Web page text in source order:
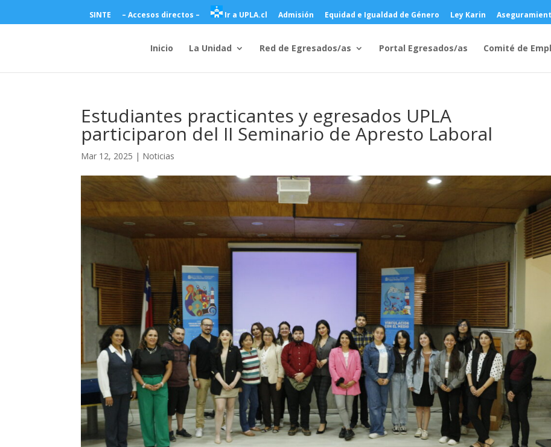
SINTE – Accesos directos – Ir a UPLA.cl Admisión Equidad e Igualdad de Género Ley Karin
Inicio La Unidad Red de Egresados/as Portal Egresados/as Comité de
Estudiantes practicantes y egresados UPLA
participaron del II Seminario de Apresto Laboral
Mar 12, 2025 | Noticias